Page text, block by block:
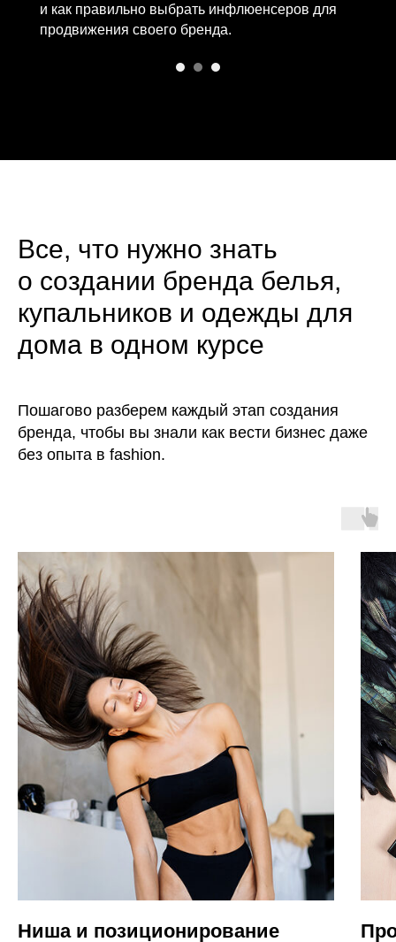
и как правильно выбрать инфлюенсеров для
продвижения своего бренда.
Все, что нужно знать
о создании бренда белья,
купальников и одежды для
дома в одном курсе
Пошагово разберем каждый этап создания
бренда, чтобы вы знали как вести бизнес даже
без опыта в fashion.
Ниша и позиционирование